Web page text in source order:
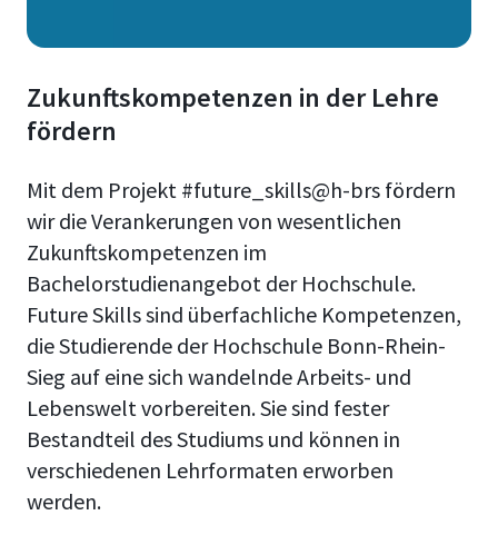
Zukunftskompetenzen in der Lehre
fördern
Mit dem Projekt #future_skills@h-brs fördern
wir die Verankerungen von wesentlichen
Zukunftskompetenzen im
Bachelorstudienangebot der Hochschule.
Future Skills sind überfachliche Kompetenzen,
die Studierende der Hochschule Bonn-Rhein-
Sieg auf eine sich wandelnde Arbeits- und
Lebenswelt vorbereiten. Sie sind fester
Bestandteil des Studiums und können in
verschiedenen Lehrformaten erworben
werden.